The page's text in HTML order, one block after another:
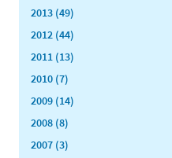
2013 (49)
2012 (44)
2011 (13)
2010 (7)
2009 (14)
2008 (8)
2007 (3)